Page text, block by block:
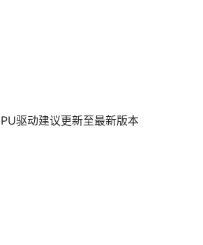
驱动建议更新至最新版本